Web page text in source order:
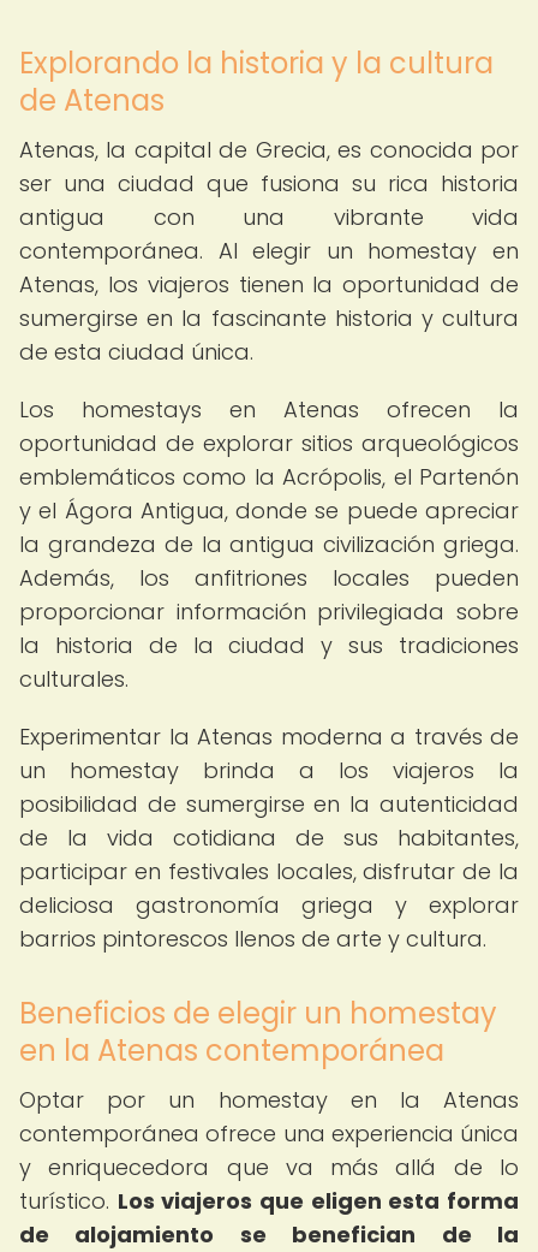
Explorando la historia y la cultura
de Atenas
Atenas, la capital de Grecia, es conocida por
ser una ciudad que fusiona su rica historia
antigua con una vibrante vida
contemporánea. Al elegir un homestay en
Atenas, los viajeros tienen la oportunidad de
sumergirse en la fascinante historia y cultura
de esta ciudad única.
Los homestays en Atenas ofrecen la
oportunidad de explorar sitios arqueológicos
emblemáticos como la Acrópolis, el Partenón
y el Ágora Antigua, donde se puede apreciar
la grandeza de la antigua civilización griega.
Además, los anfitriones locales pueden
proporcionar información privilegiada sobre
la historia de la ciudad y sus tradiciones
culturales.
Experimentar la Atenas moderna a través de
un homestay brinda a los viajeros la
posibilidad de sumergirse en la autenticidad
de la vida cotidiana de sus habitantes,
participar en festivales locales, disfrutar de la
deliciosa gastronomía griega y explorar
barrios pintorescos llenos de arte y cultura.
Beneficios de elegir un homestay
en la Atenas contemporánea
Optar por un homestay en la Atenas
contemporánea ofrece una experiencia única
y enriquecedora que va más allá de lo
turístico. Los viajeros que eligen esta forma
de alojamiento se benefician de la